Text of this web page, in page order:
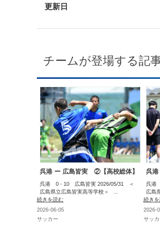
更新日
チームが登場する記
呉港 ー 広島皆実 ②【高校総体】
呉港 0 - 10 広島皆実 2026/05/31 ＜
広島県立広島皆実高等学校＞ ...
続きを読む
2026-06-05
サッカー
呉
呉港
広島
続き
2026-
サッカ